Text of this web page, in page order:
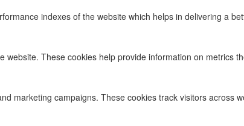
indexes of the website which helps in delivering a
These cookies help provide information on metrics
marketing campaigns. These cookies track visitors across